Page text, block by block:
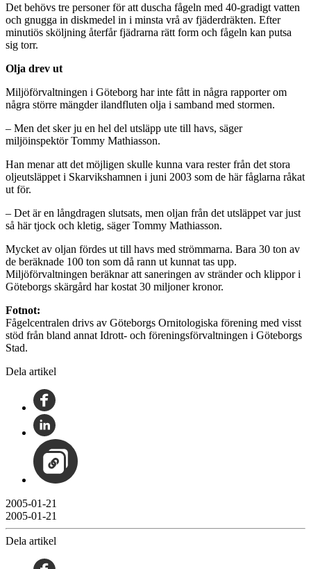
Det behövs tre personer för att duscha fågeln med 40-gradigt vatten
och gnugga in diskmedel in i minsta vrå av fjäderdräkten. Efter
minutiös sköljning återfår fjädrarna rätt form och fågeln kan putsa
sig torr.
Olja drev ut
Miljöförvaltningen i Göteborg har inte fått in några rapporter om
några större mängder ilandfluten olja i samband med stormen.
– Men det sker ju en hel del utsläpp ute till havs, säger
miljöinspektör Tommy Mathiasson.
Han menar att det möjligen skulle kunna vara rester från det stora
oljeutsläppet i Skarvikshamnen i juni 2003 som de här fåglarna råkat
ut för.
– Det är en långdragen slutsats, men oljan från det utsläppet var just
så här tjock och kletig, säger Tommy Mathiasson.
Mycket av oljan fördes ut till havs med strömmarna. Bara 30 ton av
de beräknade 100 ton som då rann ut kunnat tas upp.
Miljöförvaltningen beräknar att saneringen av stränder och klippor i
Göteborgs skärgård har kostat 30 miljoner kronor.
Fotnot:
Fågelcentralen drivs av Göteborgs Ornitologiska förening med visst
stöd från bland annat Idrott- och föreningsförvaltningen i Göteborgs
Stad.
Dela artikel
2005-01-21
2005-01-21
Dela artikel